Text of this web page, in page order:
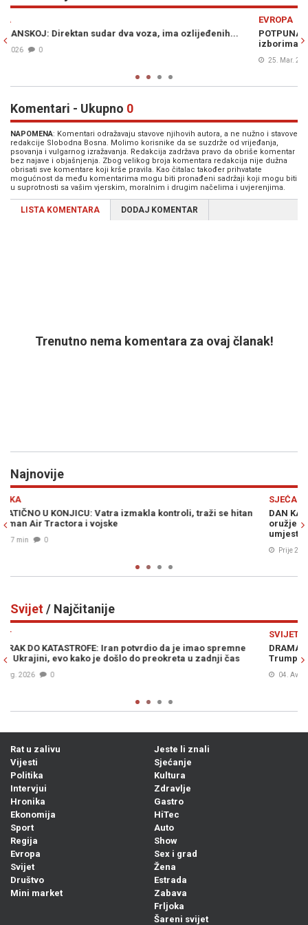
POTPUNA KATASTROFA: Premijerka Danske doživjela debakl
Komentari - Ukupno 0
NAPOMENA: Komentari odražavaju stavove njihovih autora, a ne nužno i stavove
redakcije Slobodna Bosna. Molimo korisnike da se suzdrže od vrijeđanja,
psovanja i vulgarnog izražavanja. Redakcija zadržava pravo da obriše komentar
bez najave i objašnjenja. Zbog velikog broja komentara redakcija nije dužna
obrisati sve komentare koji krše pravila. Kao čitalac također prihvatate
mogućnost da među komentarima mogu biti pronađeni sadržaji koji mogu biti
u suprotnosti sa vašim vjerskim, moralnim i drugim načelima i uvjerenjima.
LISTA KOMENTARA DODAJ KOMENTAR
Trenutno nema komentara za ovaj članak!
Najnovije
hitan
DAN KADA JE SVIJET ZADRHTAO: Kako je stvoreno
oružje u historiji i ko je zapravo trebao biti meta nuklearne
Svijet/ Najčitanije
DRAMA U WASHINGTONU: Teške optužbe na račun Donalda
Trumpa –„On je najveći lažov...“
04. Avg. 2026
Rat u zalivu
Vijesti
Politika
Intervjui
Hronika
Ekonomija
Sport
Regija
Evropa
Svijet
Društvo
Mini market
Jeste li znali
Sjećanje
Kultura
Zdravlje
Gastro
HiTec
Auto
Show
Sex i grad
Žena
Estrada
Zabava
Frljoka
Šareni svijet